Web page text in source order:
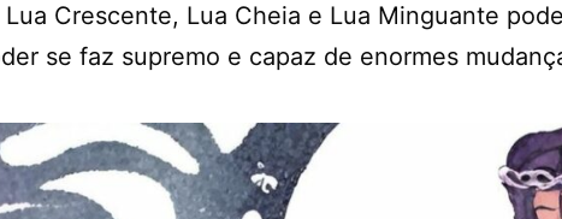
Crescente, Lua Cheia e Lua Minguante
se faz supremo e capaz de enormes